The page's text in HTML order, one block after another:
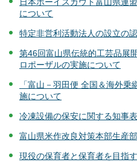
日本ボーイスカウト富山県連
について
特定非営利活動法人の設立の
第46回富山県伝統的工芸品展
ロポーザルの実施について
「富山－羽田便 全国＆海外
施について
冷凍設備の保安に関する知事
富山県米作改良対策本部生産
現役の保育者と保育者を目指